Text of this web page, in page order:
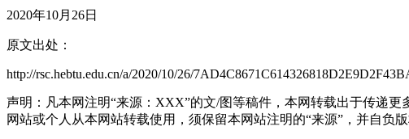
2020年10月26日
原文出处：
http://rsc.hebtu.edu.cn/a/2020/10/26/
声明：凡本网注明“来源：XXX”的文/图等稿件，本网转载出于传递
网站或个人从本网站转载使用，须保留本网站注明的“来源”，并自负